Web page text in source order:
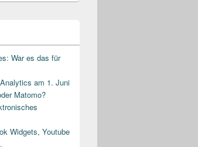
War es das für
am 1. Juni
Matomo?
Widgets, Youtube